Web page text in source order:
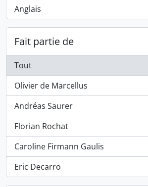
Anglais
, 2 résultats
Fait partie de
Tout
Olivier de Marcellus
, 2 résultats
Andréas Saurer
, 2 résultats
Florian Rochat
, 1 résultats
Caroline Firmann Gaulis
, 1 résultats
Eric Decarro
, 1 résultats